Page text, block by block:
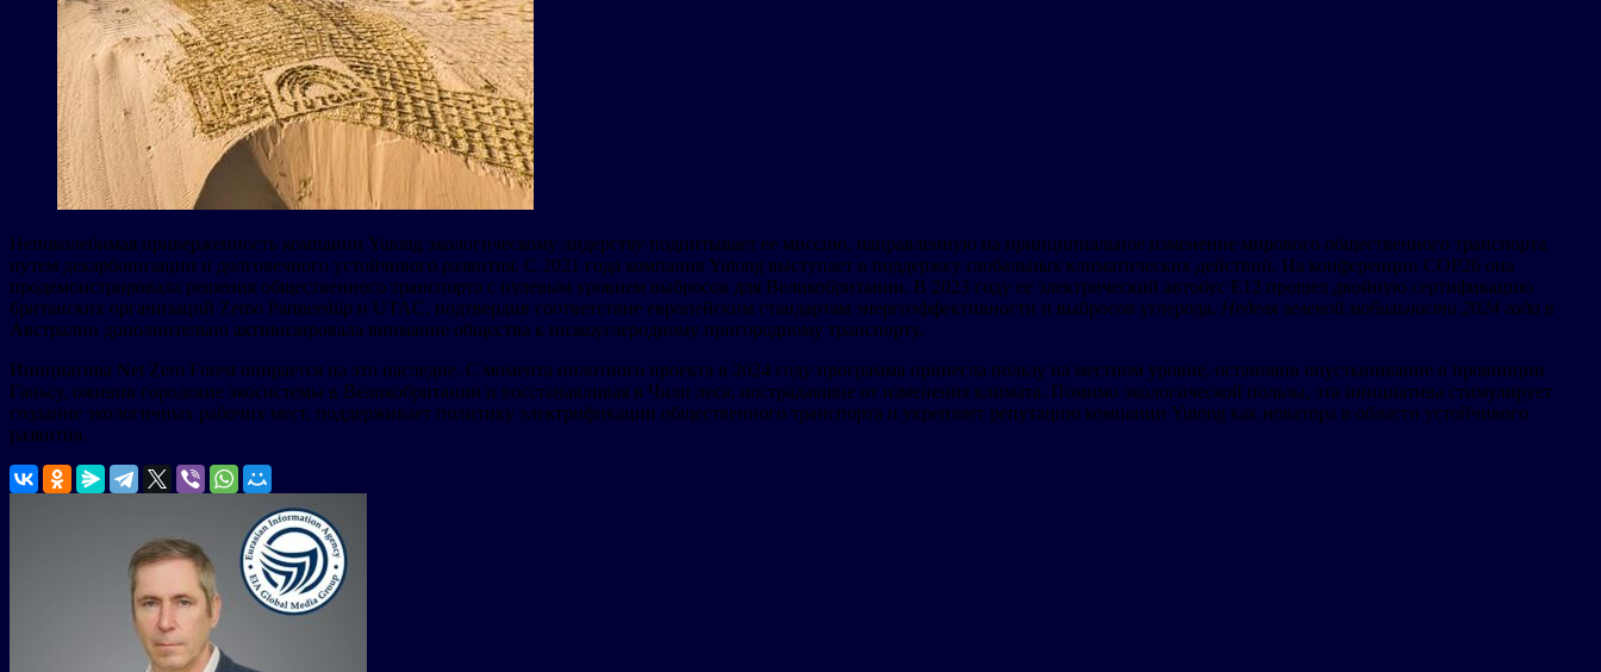
Непоколебимая приверженность компании Yutong экологическому лидерству подпитывает ее миссию, направленную на принципиальное изменение мирового общественного транспорта
путем декарбонизации и долговечного устойчивого развития. С 2021 года компания Yutong выступает в поддержку глобальных климатических действий. На конференции COP26 она
продемонстрировала решения общественного транспорта с нулевым уровнем выбросов для Великобритании. В 2023 году ее электрический автобус E12 прошел двойную сертификацию
британских организаций Zemo Partnership и UTAC, подтвердив соответствие европейским стандартам энергоэффективности и выбросов углерода. Неделя зеленой мобильности 2024 года в
Австралии дополнительно активизировала внимание общества к низкоуглеродному пригородному транспорту.
Инициатива Net Zero Forest опирается на это наследие. С момента пилотного проекта в 2024 году программа принесла пользу на местном уровне, остановив опустынивание в провинции
Ганьсу, оживив городские экосистемы в Великобритании и восстанавливая в Чили леса, пострадавшие от изменения климата. Помимо экологической пользы, эта инициатива стимулирует
создание экологичных рабочих мест, поддерживает политику электрификации общественного транспорта и укрепляет репутацию компании Yutong как новатора в области устойчивого
развития.